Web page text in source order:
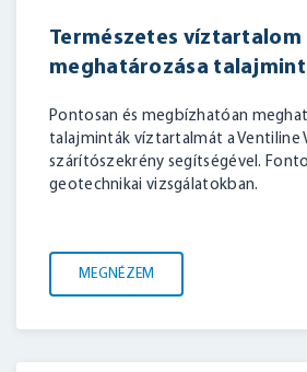
Természetes víztartalom
meghatározása
Pontosan és megbízhatóan
talajminták víztartalmát a Ventiline
szárítószekrény segítségével.
geotechnikai vizsgálatokban.
MEGNÉZEM